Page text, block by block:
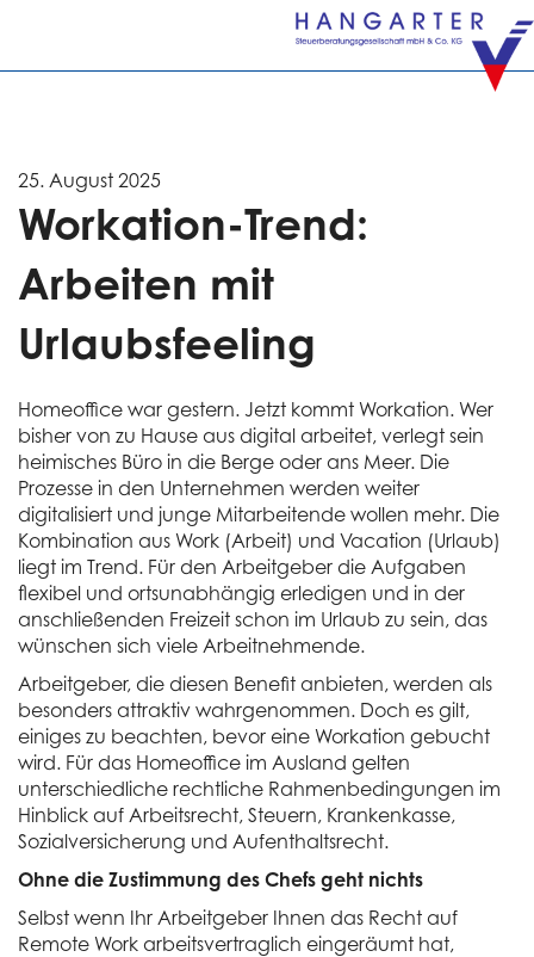
25. August 2025
Workation-Trend:
Arbeiten mit
Urlaubsfeeling
Homeoffice war gestern. Jetzt kommt Workation. Wer
bisher von zu Hause aus digital arbeitet, verlegt sein
heimisches Büro in die Berge oder ans Meer. Die
Prozesse in den Unternehmen werden weiter
digitalisiert und junge Mitarbeitende wollen mehr. Die
Kombination aus Work (Arbeit) und Vacation (Urlaub)
liegt im Trend. Für den Arbeitgeber die Aufgaben
flexibel und ortsunabhängig erledigen und in der
anschließenden Freizeit schon im Urlaub zu sein, das
wünschen sich viele Arbeitnehmende.
Arbeitgeber, die diesen Benefit anbieten, werden als
besonders attraktiv wahrgenommen. Doch es gilt,
einiges zu beachten, bevor eine Workation gebucht
wird. Für das Homeoffice im Ausland gelten
unterschiedliche rechtliche Rahmenbedingungen im
Hinblick auf Arbeitsrecht, Steuern, Krankenkasse,
Sozialversicherung und Aufenthaltsrecht.
Ohne die Zustimmung des Chefs geht nichts
Selbst wenn Ihr Arbeitgeber Ihnen das Recht auf
Remote Work arbeitsvertraglich eingeräumt hat,